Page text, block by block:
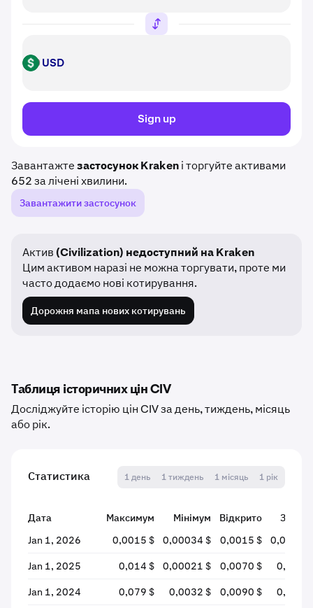
USD USD
Sign up
Завантажтезастосунок Krakenі торгуйте активами
652 за лічені хвилини.
Завантажити застосунок
Актив (Civilization) недоступний на Kraken
Цим активом наразі не можна торгувати, проте ми
часто додаємо нові котирування.
Дорожня мапа нових котирувань
Таблиця історичних цін CIV
Досліджуйте історію цін CIV за день, тиждень, місяць
або рік.
Статистика 1 день 1 тиждень 1 місяць 1 рік
Дата Максимум Мінімум Відкрито
Jan 1, 2026
0,0015 $ 0,00034 $ 0,0015 $ 0,00038
Jan 1, 2025 0,014 $ 0,00021 $ 0,0070 $ 0,0010
Jan 1, 2024 0,079 $ 0,0032 $ 0,0090 $ 0,0071